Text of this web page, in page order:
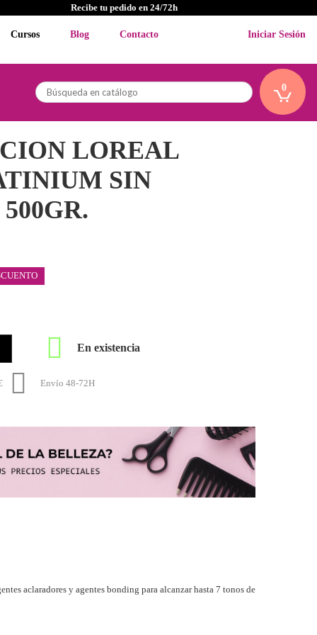
Recibe tu pedido en 24/72h
Cursos Blog Contacto Iniciar Sesión
0
LOREAL
SIN
 En existencia
 Envío 48-72H
aclaradores y agentes bonding para alcanzar hasta 7 tonos de